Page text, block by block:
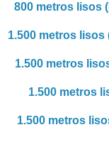
800 metros lisos
1.500 metros lisos
1.500 metros
1.500 metros
1.500 metros